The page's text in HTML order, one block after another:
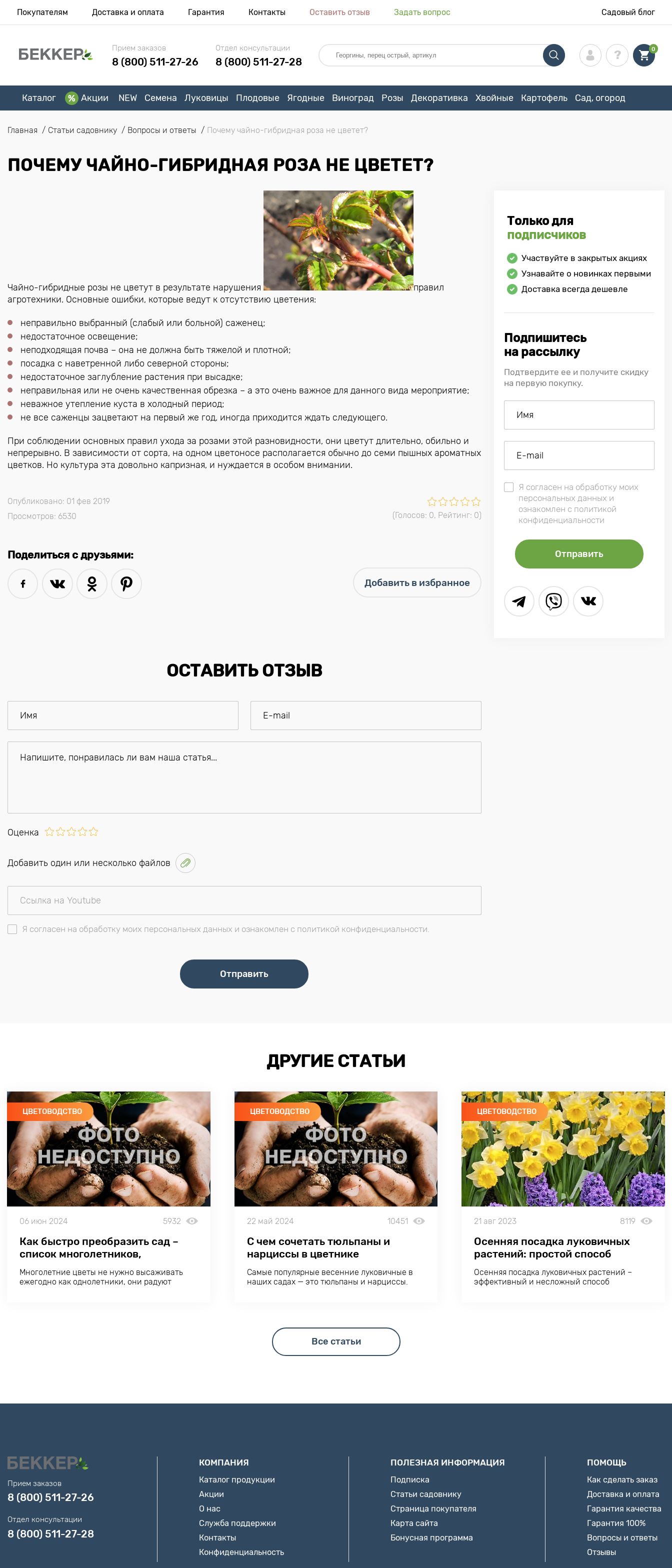
Покупателям Доставка и оплата Гарантия Контакты Оставить отзыв Задать вопрос Садовый блог
Прием заказов
8 (800) 511-27-26
Отдел консультации
8 (800) 511-27-28
0
Каталог Акции NEW Семена Луковицы Плодовые Ягодные Виноград Розы Декоративка Хвойные Картофель Сад, огород
Главная Статьи садовнику Вопросы и ответы Почему чайно-гибридная роза не цветет?
ПОЧЕМУ ЧАЙНО-ГИБРИДНАЯ РОЗА НЕ ЦВЕТЕТ?
Чайно-гибридные розы не цветут в результате нарушения
правил
агротехники. Основные ошибки, которые ведут к отсутствию цветения:
неправильно выбранный (слабый или больной) саженец;
недостаточное освещение;
неподходящая почва – она не должна быть тяжелой и плотной;
посадка с наветренной либо северной стороны;
недостаточное заглубление растения при высадке;
неправильная или не очень качественная обрезка – а это очень важное для данного вида мероприятие;
неважное утепление куста в холодный период;
не все саженцы зацветают на первый же год, иногда приходится ждать следующего.
При соблюдении основных правил ухода за розами этой разновидности, они цветут длительно, обильно и
непрерывно. В зависимости от сорта, на одном цветоносе располагается обычно до семи пышных ароматных
цветков. Но культура эта довольно капризная, и нуждается в особом внимании.
Опубликовано: 01 фев 2019
Просмотров: 6530
(Голосов: 0, Рейтинг: 0)
Поделиться с друзьями:
Только для
подписчиков
Участвуйте в закрытых акциях
Узнавайте о новинках первыми
Доставка всегда дешевле
Подпишитесь
на рассылку
Подтвердите ее и получите скидку
на первую покупку.
Я согласен на обработку моих
персональных данных и
ознакомлен с политикой
конфиденциальности
ОСТАВИТЬ ОТЗЫВ
Оценка
Добавить один или несколько файлов
Я согласен на обработку моих персональных данных и ознакомлен с политикой конфиденциальности.
ДРУГИЕ СТАТЬИ
ЦВЕТОВОДСТВО
06 июн 2024 5932
Как быстро преобразить сад –
список многолетников,
расцветающих в первый год
Многолетние цветы не нужно высаживать
ежегодно как однолетники, они радуют
ЦВЕТОВОДСТВО
22 май 2024 10451
С чем сочетать тюльпаны и
нарциссы в цветнике
Самые популярные весенние луковичные в
наших садах — это тюльпаны и нарциссы.
ЦВЕТОВОДСТВО
21 авг 2023 8119
Осенняя посадка луковичных
растений: простой способ
получить весной яркие
клумбы
Осенняя посадка луковичных растений –
эффективный и несложный способ
Все статьи
Прием заказов
8 (800) 511-27-26
Отдел консультации
8 (800) 511-27-28
КОМПАНИЯ
Каталог продукции
Акции
О нас
Служба поддержки
Контакты
Конфиденциальность
ПОЛЕЗНАЯ ИНФОРМАЦИЯ
Подписка
Статьи садовнику
Страница покупателя
Карта сайта
Бонусная программа
ПОМОЩЬ
Как сделать заказ
Доставка и оплата
Гарантия качества
Гарантия 100%
Вопросы и ответы
Отзывы